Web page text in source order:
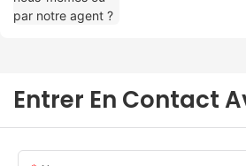
Entrer En Contact